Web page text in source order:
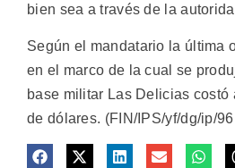
bien sea a través de la
Según el mandatario la última
en el marco de la cual se
base militar Las Delicias
de dólares. (FIN/IPS/yf/dg/ip/96